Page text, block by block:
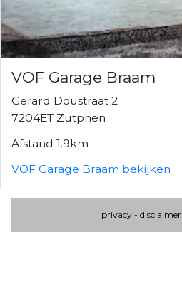
VOF Garage Braam
Gerard Doustraat 2
7204ET Zutphen
Afstand 1.9km
VOF Garage Braam bekijken
privacy - disclaimer